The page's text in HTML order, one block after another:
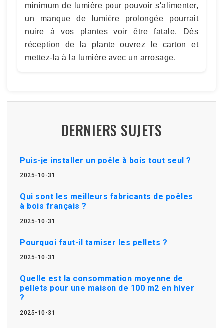
minimum de lumière pour pouvoir s'alimenter,
un manque de lumière prolongée pourrait
nuire à vos plantes voir être fatale. Dès
réception de la plante ouvrez le carton et
mettez-la à la lumière avec un arrosage.
DERNIERS SUJETS
Puis-je installer un poêle à bois tout seul ?
2025-10-31
Qui sont les meilleurs fabricants de poêles
à bois français ?
2025-10-31
Pourquoi faut-il tamiser les pellets ?
2025-10-31
Quelle est la consommation moyenne de
pellets pour une maison de 100 m2 en hiver
?
2025-10-31